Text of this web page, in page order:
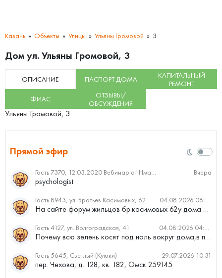
Казань Объекты Улицы Ульяны Громовой 3
Дом ул. Ульяны Громовой, 3
ОПИСАНИЕ ПАСПОРТ ДОМА
КАПИТАЛЬНЫЙ
РЕМОНТ
ФИАС
ОТЗЫВЫ/
ОБСУЖДЕНИЯ
Ульяны Громовой, 3
Прямой эфир
Гость 7370, 12.03.2020 Вебинар от Нмаркет.ПРО: «Актуальное об ипотеке: что нужно знать» Вчера
psychologist
Гость 8943, ул. Братьев Касимовых, 62 04.08.2026 08:34
На сайте форум жильцов бр.касимовых 62у дома растут красивые...
Гость 4127, ул. Волгоградская, 41 04.08.2026 04:46
Почему всю зелень косят под ноль вокруг дома,в полисадниках....
Гость 5645, Светлый (Куюки) 29.07.2026 10:31
пер. Чехова, д. 128, кв. 182, Омск 259145